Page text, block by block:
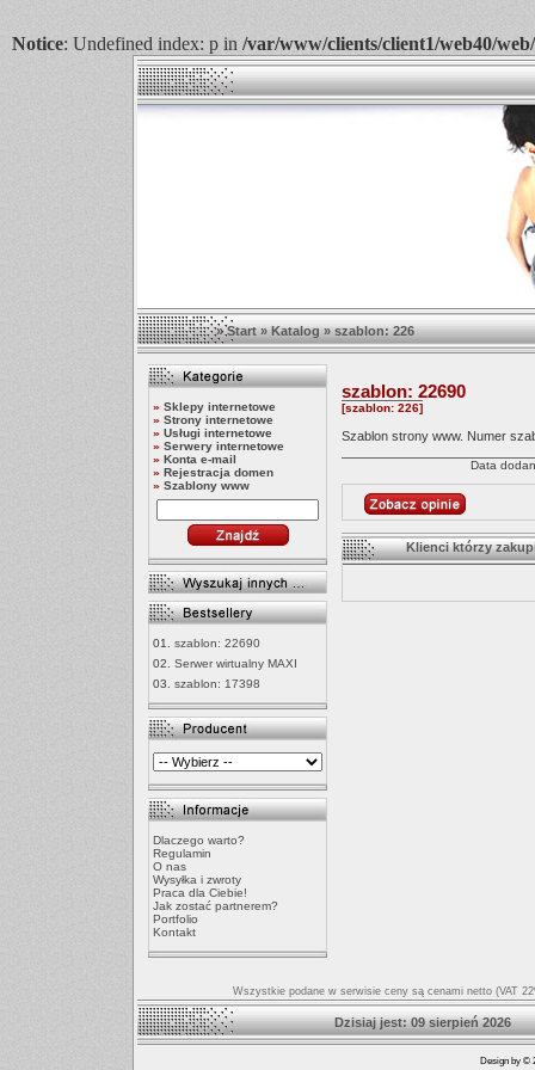
Notice: Undefined index: p in /var/www/clients/client1/web40/
»Start»Katalog»szablon: 226
» Sklepy internetowe
» Strony internetowe
» Usługi internetowe
» Serwery internetowe
» Konta e-mail
» Rejestracja domen
» Szablony www
01. szablon: 22690
02. Serwer wirtualny MAXI
03. szablon: 17398
Dlaczego warto?
Regulamin
O nas
Wysyłka i zwroty
Praca dla Ciebie!
Jak zostać partnerem?
Portfolio
Kontakt
szablon: 22690
[szablon: 226]
Szablon strony www. Numer
Data
Klienci którzy
Wszystkie podane w serwisie ceny są cenami netto (VAT
Dzisiaj jest: 09 sierpień
Design by ©